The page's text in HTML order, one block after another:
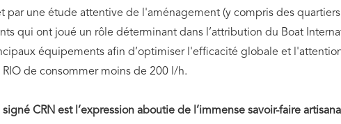
par une étude attentive de l'aménagement (y compris des
qui ont joué un rôle déterminant dans l’attribution du Boat
équipements afin d’optimiser l'efficacité globale et
de consommer moins de 200 l/h.
CRN est l’expression aboutie de l’immense savoir-faire